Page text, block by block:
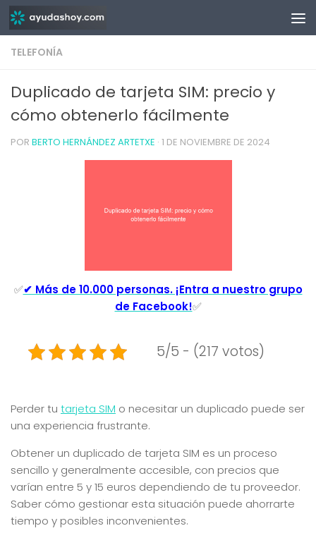
Saltar al contenido
TELEFONÍA
Duplicado de tarjeta SIM: precio y
cómo obtenerlo fácilmente
POR BERTO HERNÁNDEZ ARTETXE · 1 DE NOVIEMBRE DE 2024
✅✔ Más de 10.000 personas. ¡Entra a nuestro grupo
de Facebook!✅
5/5 - (217 votos)
Perder tu tarjeta SIM o necesitar un duplicado puede ser
una experiencia frustrante.
Obtener un duplicado de tarjeta SIM es un proceso
sencillo y generalmente accesible, con precios que
varían entre 5 y 15 euros dependiendo de tu proveedor.
Saber cómo gestionar esta situación puede ahorrarte
tiempo y posibles inconvenientes.